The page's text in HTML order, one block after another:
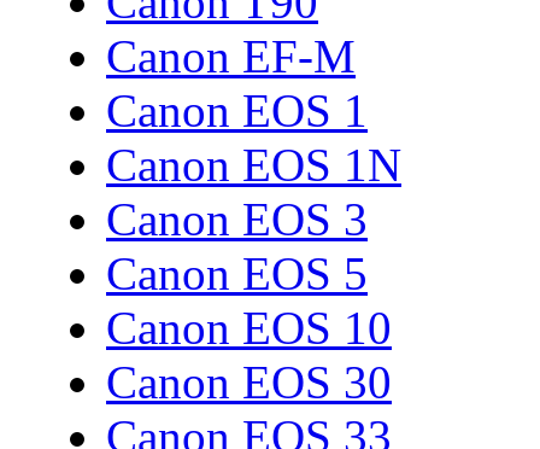
Canon EF-M
Canon EOS 1
Canon EOS 1N
Canon EOS 3
Canon EOS 5
Canon EOS 10
Canon EOS 30
Canon EOS 33